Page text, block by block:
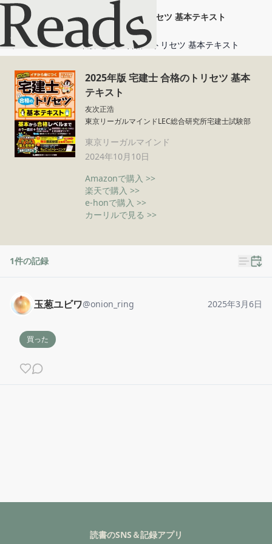
2025年版 宅建士 合格のトリセツ 基本テキスト
ホーム 2025年版 宅建士 合格のトリセツ 基本テキスト
2025年版 宅建士 合格のトリセツ 基本
テキスト
友次正浩
東京リーガルマインドLEC総合研究所宅建士試験部
東京リーガルマインド
2024年10月10日
Amazonで購入 >>
楽天で購入 >>
e-honで購入 >>
カーリルで見る >>
1件の記録
玉葱ユビワ@onion_ring 2025年3月6日
買った
読書のSNS＆記録アプリ